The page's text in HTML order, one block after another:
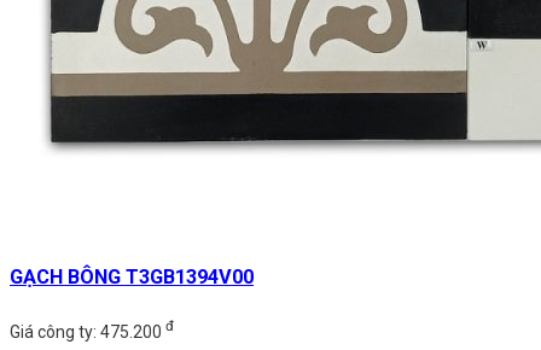
GẠCH BÔNG T3GB1394V00
Giá công ty: 475.200 đ